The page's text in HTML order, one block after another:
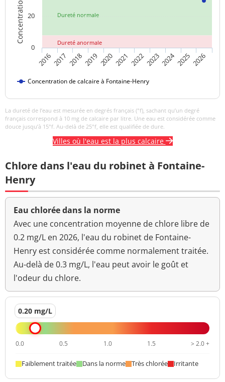
Dureté normale
Dureté anormale
Concentration de calcaire à Fontaine-Henry
20162017 2018201920202021 20222023202420252026
0
20
La dureté de l’eau est mesurée en degrés français (°f), sachant qu’un degré
français correspond à 10 mg de calcaire par litre. Une eau est considérée comme
douce jusqu’à 15°f. Au-delà de 25°f, elle est qualifiée de dure.
Villes où l'eau est la plus calcaire
Chlore dans l'eau du robinet à Fontaine-
Henry
Eau chlorée dans la norme
Avec une concentration moyenne de chlore libre de
0.2 mg/L en 2026, l'eau du robinet de Fontaine-
Henry est considérée comme normalement traitée.
Au-delà de 0.3 mg/L, l'eau peut avoir le goût et
l'odeur du chlore.
0.20 mg/L
0.0 0.5 1.0 1.5 > 2.0 +
Faiblement traitée Dans la norme Très chlorée Irritante